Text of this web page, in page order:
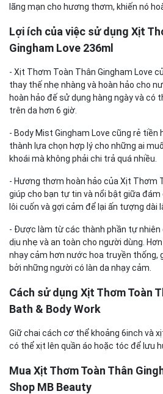
lãng mạn cho hương thơm, khiến nó
Lợi ích của việc sử dụng Xịt
Gingham Love 236ml
- Xịt Thơm Toàn Thân Gingham Love
thay thế nhẹ nhàng và hoàn hảo cho
hoàn hảo đế sử dụng hàng ngày và có
trên da hơn 6 giờ.
- Body Mist Gingham Love cũng rẻ
thành lựa chọn hợp lý cho những ai
khoái mà không phải chi trả quá nhiều.
- Hương thơm hoàn hảo của Xịt Thơm
giúp cho bạn tự tin và nổi bật giữa
lôi cuốn và gợi cảm để lại ấn tượng dài
- Được làm từ các thành phần tự
dịu nhẹ và an toàn cho người dùng.
nhạy cảm hơn nước hoa truyền thống,
bởi những người có làn da nhạy cảm.
Cách sử dụng Xịt Thơm Toàn
Bath & Body Work
Giữ chai cách cơ thể khoảng 6inch và
có thể xịt lên quần áo hoặc tóc để lưu
Mua Xịt Thơm Toàn Thân
Shop MB Beauty